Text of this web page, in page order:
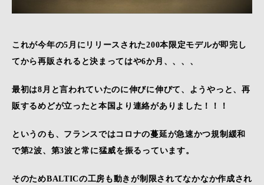
これが今年の5月にリリースされた200本限定モデルが即完し
てから再販されると決まってはや6か月、、、、
最初は8月と言われていたのに伸びに伸びて、ようやっと、再
販するめどが立ったと本国より連絡がありました！！！
というのも、フランスではコロナの蔓延が急速かつ規制緩和
で第2波、第3波と常に猛威を振るっています。
そのためBALTICの工房も動きが制限されてなかなか作成され